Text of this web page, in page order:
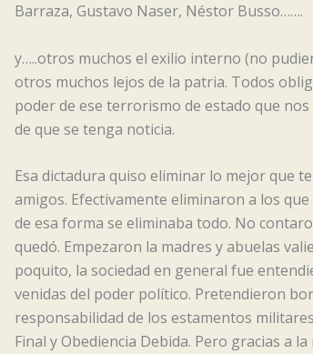
Barraza, Gustavo Naser, Néstor Busso…….
y…..otros muchos el exilio interno (no
otros muchos lejos de la patria. Todos
poder de ese terrorismo de estado que
de que se tenga noticia.
Esa dictadura quiso eliminar lo mejor que
amigos. Efectivamente eliminaron a los
de esa forma se eliminaba todo. No
quedó. Empezaron la madres y abuelas
poquito, la sociedad en general fue
venidas del poder político. Pretendieron
responsabilidad de los estamentos
Final y Obediencia Debida. Pero gracias a